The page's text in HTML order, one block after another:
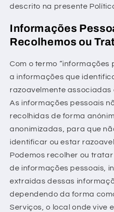
descrito na presente
Informações
Recolhemos ou
Com o termo “informações
a informações que
razoavelmente associadas
As informações pessoais
recolhidas de forma
anonimizadas, para que
identificar ou estar
Podemos recolher ou
de informações pessoais,
extraídas dessas
dependendo da forma
Serviços, o local onde vive